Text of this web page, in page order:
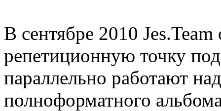
В сентябре 2010
репетиционную точку
параллельно работают
полноформатного